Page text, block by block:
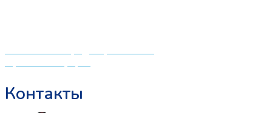
Политика конфиденциальности
Публичная оферта
Контакты